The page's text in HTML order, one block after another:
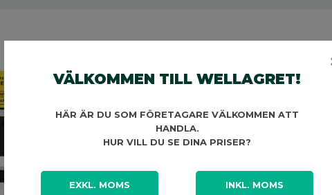
VÄLKOMMEN TILL WELLAGRET!
HÄR ÄR DU SOM FÖRETAGARE VÄLKOMMEN ATT
HANDLA.
HUR VILL DU SE DINA PRISER?
EXKL. MOMS INKL. MOMS